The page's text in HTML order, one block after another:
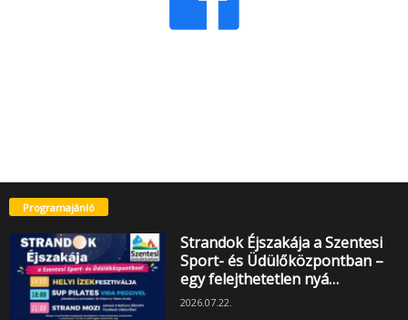
Programajánló
Strandok Éjszakája a Szentesi
Sport- és Üdülőközpontban –
egy felejthetetlen nyá…
2026.07.22.